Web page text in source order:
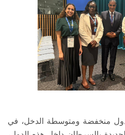
منخفضة ومتوسطة الدخل، في